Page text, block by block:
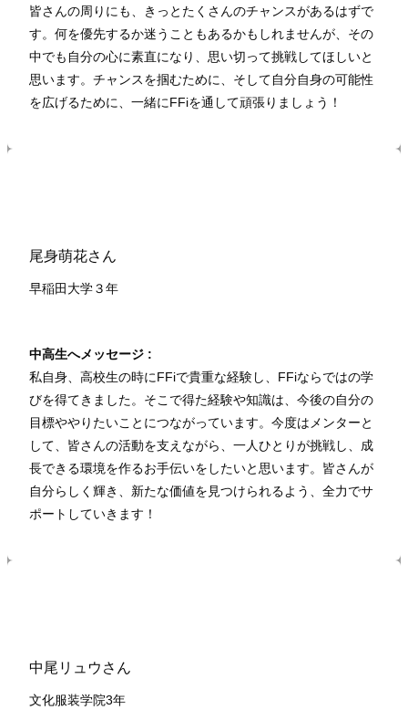
皆さんの周りにも、きっとたくさんのチャンスがあるはずで
す。何を優先するか迷うこともあるかもしれませんが、その
中でも自分の心に素直になり、思い切って挑戦してほしいと
思います。チャンスを掴むために、そして自分自身の可能性
を広げるために、一緒にFFiを通して頑張りましょう！
尾身萌花さん
早稲田大学３年
中高生へメッセージ :
私自身、高校生の時にFFiで貴重な経験し、FFiならではの学
びを得てきました。そこで得た経験や知識は、今後の自分の
目標ややりたいことにつながっています。今度はメンターと
して、皆さんの活動を支えながら、一人ひとりが挑戦し、成
長できる環境を作るお手伝いをしたいと思います。皆さんが
自分らしく輝き、新たな価値を見つけられるよう、全力でサ
ポートしていきます！
中尾リュウさん
文化服装学院3年